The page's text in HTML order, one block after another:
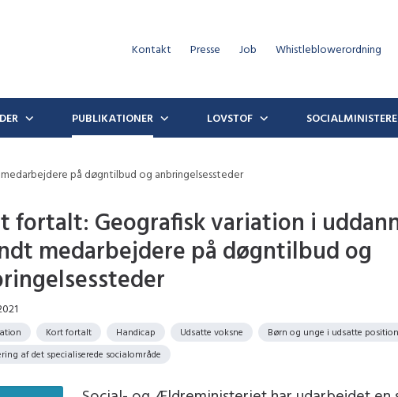
Kontakt Presse Job Whistleblowerordning
PUBLIKATIONER LOVSTOF
på døgntilbud og anbringelsessteder
fortalt: Geografisk variation i
medarbejdere på døgntilbud og
Kort fortalt Handicap Udsatte voksne
Børn og unge i udsatte
af det specialiserede socialområde